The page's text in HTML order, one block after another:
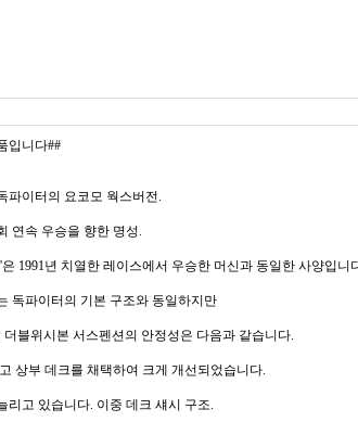
입니다##
파이터의 요코모 웍스버전.
연속 우승을 향한 명성.
1991년 치열한 레이스에서 우승한 머신과 동일한 사양입니
독파이터의 기본 구조와 동일하지만
더블위시본 서스펜션의 안정성은 다음과 같습니다.
상부 데크를 채택하여 크게 개선되었습니다.
리고 있습니다. 이중 데크 섀시 구조.